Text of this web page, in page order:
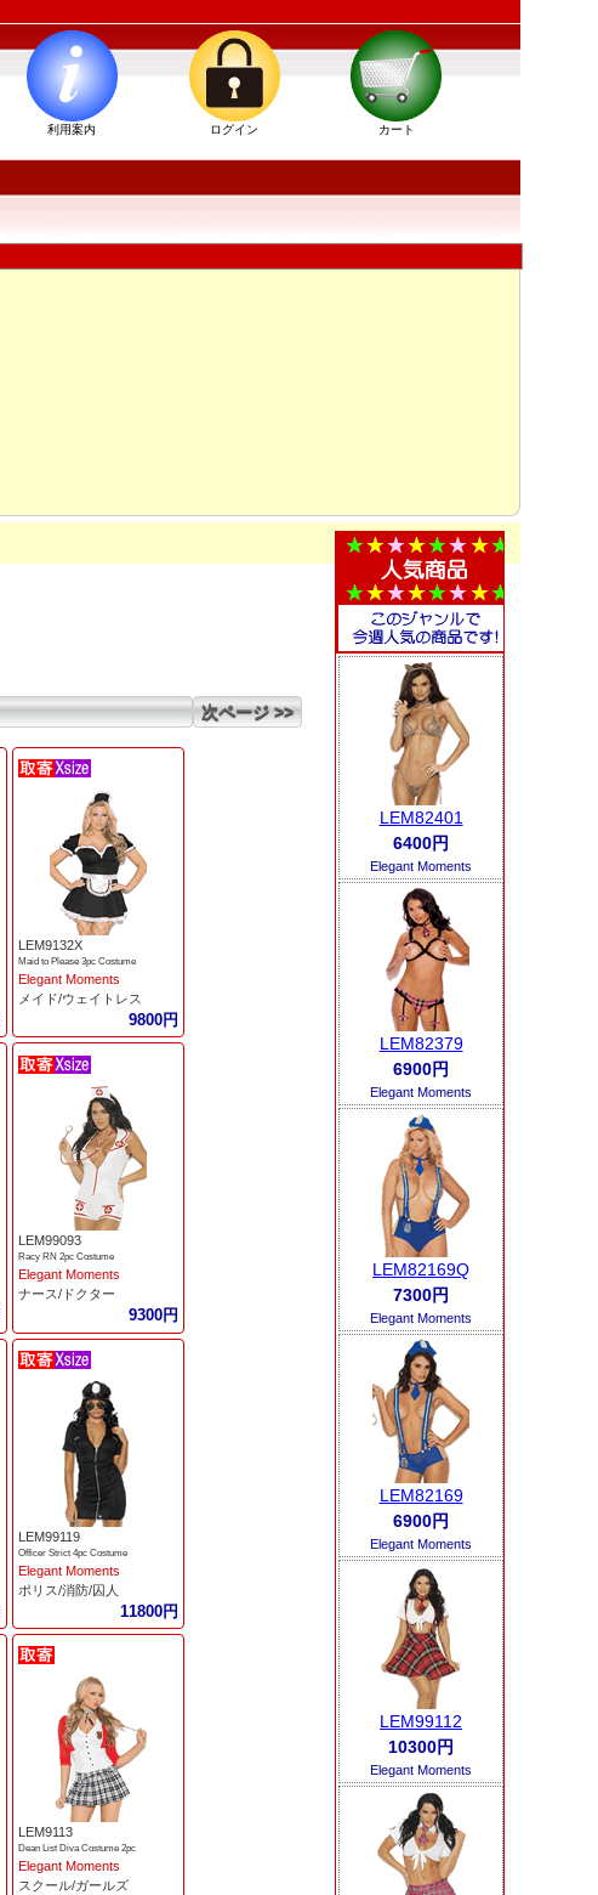
利用案内 ログイン カート
次ページ >>
LEM9132X
Maid to Please 3pc Costume
Elegant Moments
メイド/ウェイトレス
9800円
LEM99093
Racy RN 2pc Costume
Elegant Moments
ナース/ドクター
9300円
LEM99119
Officer Strict 4pc Costume
Elegant Moments
ポリス/消防/囚人
11800円
LEM9113
Dean List Diva Costume 2pc
Elegant Moments
スクール/ガールズ
LEM82401
6400円
Elegant Moments
LEM82379
6900円
Elegant Moments
LEM82169Q
7300円
Elegant Moments
LEM82169
6900円
Elegant Moments
LEM99112
10300円
Elegant Moments